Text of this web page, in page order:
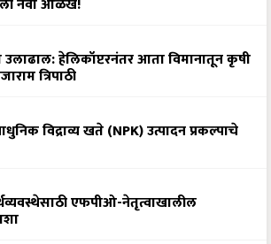
हेलिकॉप्टरनंतर आता विमानातून कृषी
त्रिपाठी
विद्राव्य खते (NPK) उत्पादन प्रकल्पाचे
एफपीओ-नेतृत्वाखालील